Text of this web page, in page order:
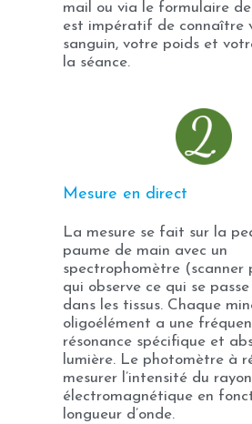
mail ou via le formulaire de
est impératif de connaître
sanguin, votre poids et
la séance.
Mesure en direct
La mesure se fait sur la
paume de main avec un
spectrophomètre (scanner
qui observe ce qui se
dans les tissus. Chaque
oligoélément a une
résonance spécifique et
lumière. Le photomètre à
mesurer l’intensité du
électromagnétique en
longueur d’onde.